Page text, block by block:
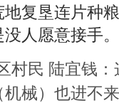
复垦连片种
人愿意接手。
村民 陆宜钱：
械）也进不